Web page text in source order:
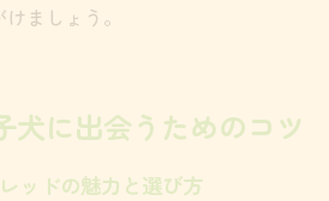
ましょう。
犬に出会うためのコツ
ッドの魅力と選び方